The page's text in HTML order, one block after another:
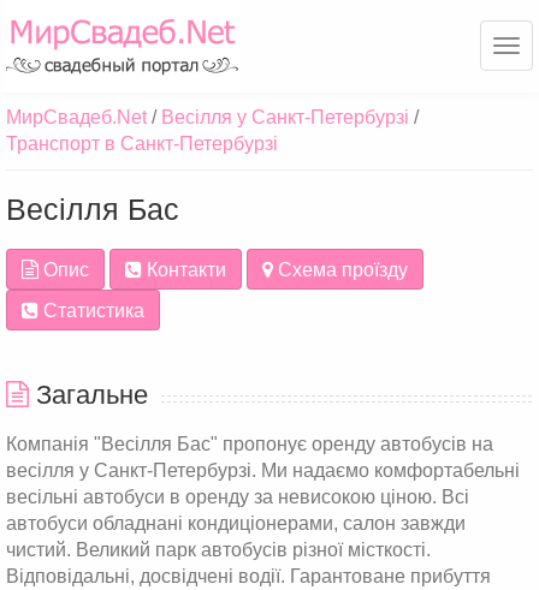
МирСвадеб.Net
Весілля у Санкт-Петербурзі
Транспорт в Санкт-Петербурзі
Весілля Бас
Опис Контакти
Схема проїзду
Статистика
Загальне
Компанія "Весілля Бас" пропонує оренду автобусів на
весілля у Санкт-Петербурзі. Ми надаємо комфортабельні
весільні автобуси в оренду за невисокою ціною. Всі
автобуси обладнані кондиціонерами, салон завжди
чистий. Великий парк автобусів різної місткості.
Відповідальні, досвідчені водії. Гарантоване прибуття